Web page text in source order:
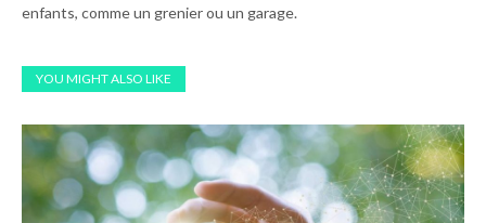
enfants, comme un grenier ou un garage.
YOU MIGHT ALSO LIKE